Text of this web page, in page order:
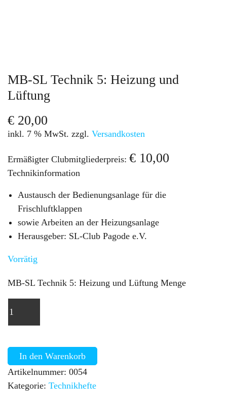
MB-SL Technik 5: Heizung und
Lüftung
€ 20,00
inkl. 7 % MwSt. zzgl. Versandkosten
Ermäßigter Clubmitgliederpreis: € 10,00
Technikinformation
Austausch der Bedienungsanlage für die
Frischluftklappen
sowie Arbeiten an der Heizungsanlage
Herausgeber: SL-Club Pagode e.V.
Vorrätig
MB-SL Technik 5: Heizung und Lüftung Menge
In den Warenkorb
Artikelnummer: 0054
Kategorie: Technikhefte